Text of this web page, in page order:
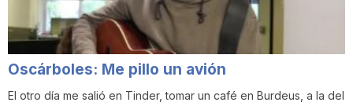
Oscárboles: Me pillo un avión
El otro día me salió en Tinder, tomar un café en Burdeus, a la del